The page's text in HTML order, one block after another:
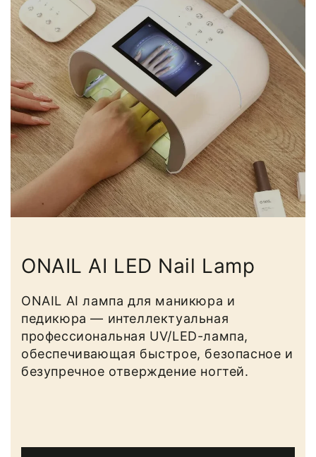
ONAIL AI LED Nail Lamp
ONAIL AI лампа для маникюра и
педикюра — интеллектуальная
профессиональная UV/LED-лампа,
обеспечивающая быстрое, безопасное и
безупречное отверждение ногтей.